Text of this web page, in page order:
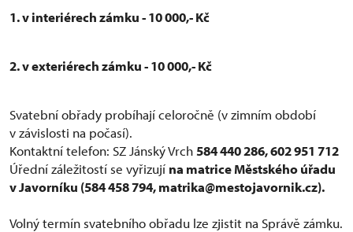
1. v interiérech zámku - 10 000,- Kč
2. v exteriérech zámku - 10 000,- Kč
Svatební obřady probíhají celoročně (v zimním období
v závislosti na počasí).
Kontaktní telefon: SZ Jánský Vrch 584 440 286, 602 951 712
Úřední záležitostí se vyřizují na matrice Městského úřadu
v Javorníku (584 458 794, matrika@mestojavornik.cz).
Volný termín svatebního obřadu lze zjistit na Správě zámku.